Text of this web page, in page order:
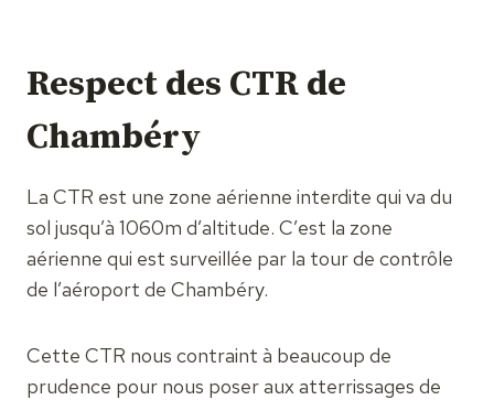
Respect des CTR de
Chambéry
La CTR est une zone aérienne interdite qui va du
sol jusqu’à 1060m d’altitude. C’est la zone
aérienne qui est surveillée par la tour de contrôle
de l’aéroport de Chambéry.
Cette CTR nous contraint à beaucoup de
prudence pour nous poser aux atterrissages de